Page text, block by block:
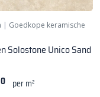
| Goedkope keramische
Solostone Unico Sand
per m²